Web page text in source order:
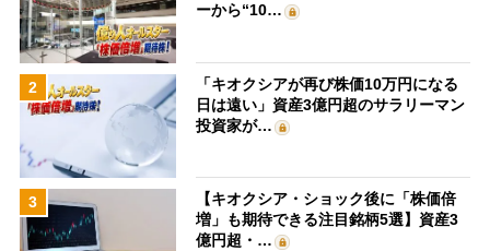
ーから“10…
2
「キオクシアが再び株価10万円になる
日は遠い」資産3億円超のサラリーマン
投資家が…
3
【キオクシア・ショック後に「株価倍
増」も期待できる注目銘柄5選】資産3
億円超・…